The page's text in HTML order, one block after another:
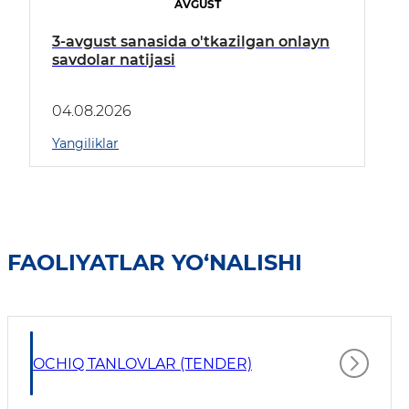
AVGUST
3-avgust sanasida o'tkazilgan onlayn
savdolar natijasi
04.08.2026
Yangiliklar
FAOLIYATLAR YO‘NALISHI
OCHIQ TANLOVLAR (TENDER)